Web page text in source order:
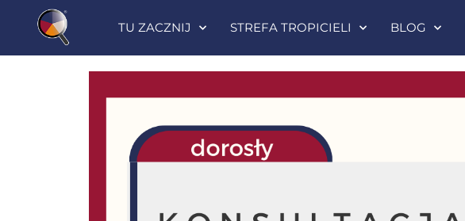
TU ZACZNIJ STREFA TROPICIELI BLOG